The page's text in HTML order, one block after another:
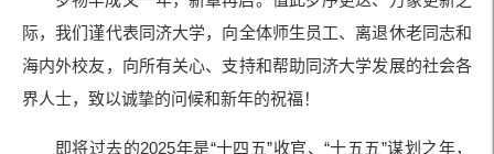
际，我们谨代表同济大学，向全体师生员工、离退休老同志和
海内外校友，向所有关心、支持和帮助同济大学发展的社会各
界人士，致以诚挚的问候和新年的祝福！
即将过去的2025年是“十四五”收官、“十五五”谋划之年，